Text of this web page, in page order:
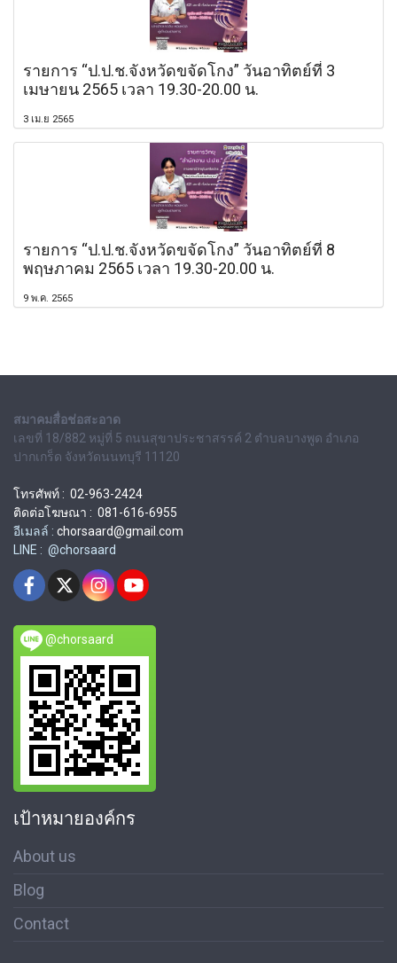
รายการ “ป.ป.ช.จังหวัดขจัดโกง” วันอาทิตย์ที่ 3
เมษายน 2565 เวลา 19.30-20.00 น.
3 เม.ย 2565
รายการ “ป.ป.ช.จังหวัดขจัดโกง” วันอาทิตย์ที่ 8
พฤษภาคม 2565 เวลา 19.30-20.00 น.
9 พ.ค. 2565
สมาคมสื่อช่อสะอาด
เลขที่ 18/882 หมู่ที่ 5 ถนนสุขาประชาสรรค์ 2 ตำบลบางพูด อำเภอ
ปากเกร็ด จังหวัดนนทบุรี 11120
โทรศัพท์ : 02-963-2424
ติดต่อโฆษณา : 081-616-6955
อีเมลล์ : chorsaard@gmail.com
LINE : @chorsaard
@chorsaard
เป้าหมายองค์กร
About us
Blog
Contact